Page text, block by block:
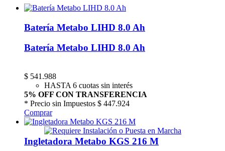
Batería Metabo LIHD 8.0 Ah
Batería Metabo LIHD 8.0 Ah
$ 541.988
HASTA 6 cuotas sin interés
5% OFF CON TRANSFERENCIA
* Precio sin Impuestos $ 447.924
Comprar
Ingletadora Metabo KGS 216 M